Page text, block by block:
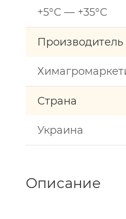
+5°С — +35°С
Производитель
Страна
Украина
Описание